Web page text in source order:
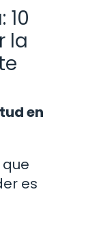
10
la
en
es